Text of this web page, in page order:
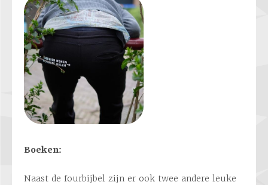
Boeken:
Naast de fourbijbel zijn er ook twee andere leuke